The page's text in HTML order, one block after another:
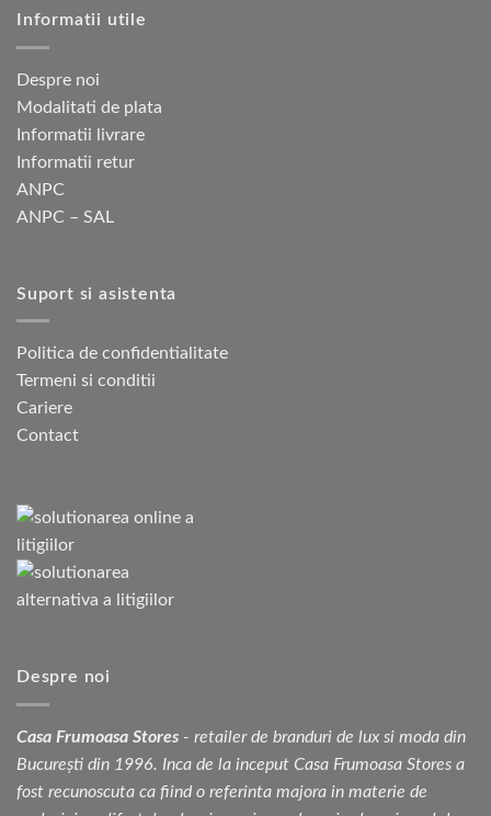
Informatii utile
Despre noi
Modalitati de plata
Informatii livrare
Informatii retur
ANPC
ANPC – SAL
Suport si asistenta
Politica de confidentialitate
Termeni si conditii
Cariere
Contact
Despre noi
Casa Frumoasa Stores - retailer de branduri de lux si moda din
București din 1996. Inca de la inceput Casa Frumoasa Stores a
fost recunoscuta ca fiind o referinta majora in materie de